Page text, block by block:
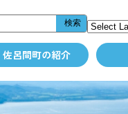
佐呂間町の紹介